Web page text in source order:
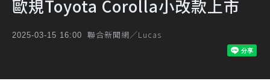
歐規Toyota Corolla小改款上市
2025-03-15 16:00 聯合新聞網／Lucas